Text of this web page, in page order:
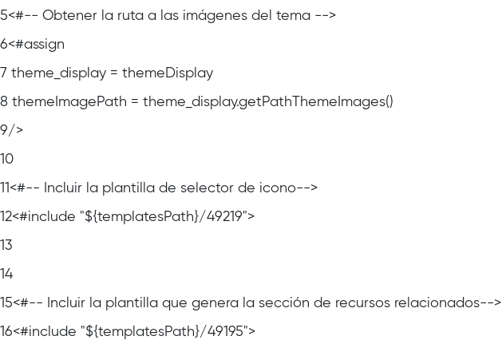
5<#-- Obtener la ruta a las imágenes del tema -->
6<#assign
7 theme_display = themeDisplay
8 themeImagePath = theme_display.getPathThemeImages()
9/>
10
11<#-- Incluir la plantilla de selector de icono-->
12<#include "${templatesPath}/49219">
13
14
15<#-- Incluir la plantilla que genera la sección de recursos relacionados-->
16<#include "${templatesPath}/49195">